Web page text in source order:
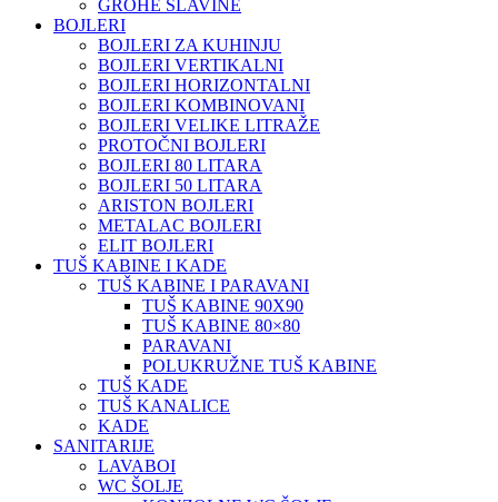
GROHE SLAVINE
BOJLERI
BOJLERI ZA KUHINJU
BOJLERI VERTIKALNI
BOJLERI HORIZONTALNI
BOJLERI KOMBINOVANI
BOJLERI VELIKE LITRAŽE
PROTOČNI BOJLERI
BOJLERI 80 LITARA
BOJLERI 50 LITARA
ARISTON BOJLERI
METALAC BOJLERI
ELIT BOJLERI
TUŠ KABINE I KADE
TUŠ KABINE I PARAVANI
TUŠ KABINE 90X90
TUŠ KABINE 80×80
PARAVANI
POLUKRUŽNE TUŠ KABINE
TUŠ KADE
TUŠ KANALICE
KADE
SANITARIJE
LAVABOI
WC ŠOLJE